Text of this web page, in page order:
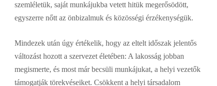
szemléletük, saját munkájukba vetett hitük megerősödött,
egyszerre nőtt az önbizalmuk és közösségi érzékenységük.
Mindezek után úgy értékelik, hogy az eltelt időszak jelentős
változást hozott a szervezet életében: A lakosság jobban
megismerte, és most már becsüli munkájukat, a helyi vezetők
támogatják törekvéseiket. Csökkent a helyi társadalom